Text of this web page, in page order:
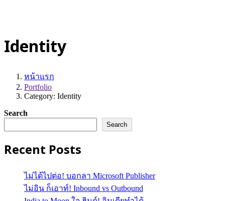
Identity
หน้าแรก
Portfolio
Category: Identity
Search
Search
Recent Posts
ไม่ได้ไปต่อ! บอกลา Microsoft Publisher
ไม่อิน ก็เอาท์! Inbound vs Outbound